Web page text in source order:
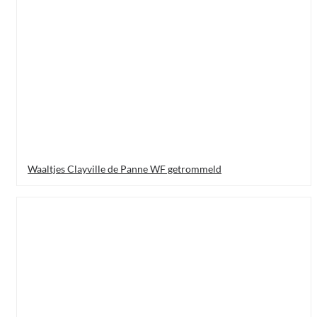
Waaltjes Clayville de Panne WF getrommeld